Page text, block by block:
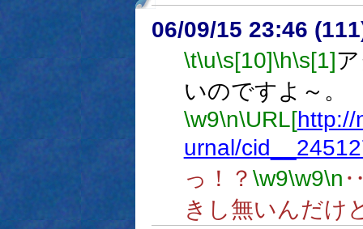
06/09/15 23:46
\t\u\s[10]\h\s[1]
いのですよ～。
\w9\n\URL[http://
urnal/
っ！？ \w9\w9\n
きし無いんだけ